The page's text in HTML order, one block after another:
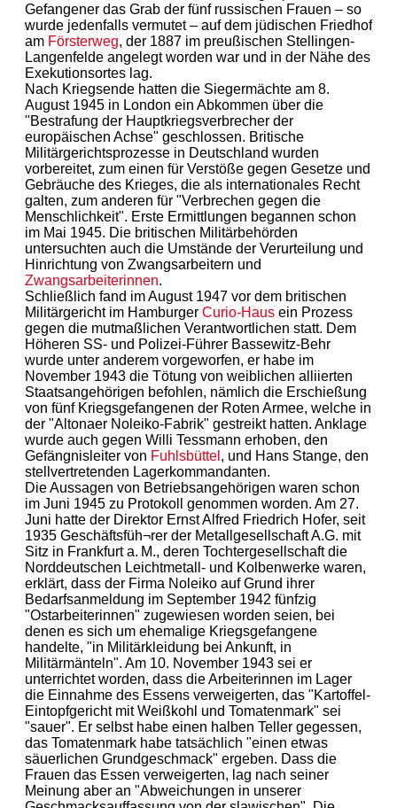
Gefangener das Grab der fünf russischen Frauen – so
wurde jedenfalls vermutet – auf dem jüdischen Friedhof
am Försterweg, der 1887 im preußischen Stellingen-
Langenfelde angelegt worden war und in der Nähe des
Exekutionsortes lag.
Nach Kriegsende hatten die Siegermächte am 8.
August 1945 in London ein Abkommen über die
"Bestrafung der Hauptkriegsverbrecher der
europäischen Achse" geschlossen. Britische
Militärgerichtsprozesse in Deutschland wurden
vorbereitet, zum einen für Verstöße gegen Gesetze und
Gebräuche des Krieges, die als internationales Recht
galten, zum anderen für "Verbrechen gegen die
Menschlichkeit". Erste Ermittlungen begannen schon
im Mai 1945. Die britischen Militärbehörden
untersuchten auch die Umstände der Verurteilung und
Hinrichtung von Zwangsarbeitern und
Zwangsarbeiterinnen.
Schließlich fand im August 1947 vor dem britischen
Militärgericht im Hamburger Curio-Haus ein Prozess
gegen die mutmaßlichen Verantwortlichen statt. Dem
Höheren SS- und Polizei-Führer Bassewitz-Behr
wurde unter anderem vorgeworfen, er habe im
November 1943 die Tötung von weiblichen alliierten
Staatsangehörigen befohlen, nämlich die Erschießung
von fünf Kriegsgefangenen der Roten Armee, welche in
der "Altonaer Noleiko-Fabrik" gestreikt hatten. Anklage
wurde auch gegen Willi Tessmann erhoben, den
Gefängnisleiter von Fuhlsbüttel , und Hans Stange, den
stellvertretenden Lagerkommandanten.
Die Aussagen von Betriebsangehörigen waren schon
im Juni 1945 zu Protokoll genommen worden. Am 27.
Juni hatte der Direktor Ernst Alfred Friedrich Hofer, seit
1935 Geschäftsfüh¬rer der Metallgesellschaft A.G. mit
Sitz in Frankfurt a. M., deren Tochtergesellschaft die
Norddeutschen Leichtmetall- und Kolbenwerke waren,
erklärt, dass der Firma Noleiko auf Grund ihrer
Bedarfsanmeldung im September 1942 fünfzig
"Ostarbeiterinnen" zugewiesen worden seien, bei
denen es sich um ehemalige Kriegsgefangene
handelte, "in Militärkleidung bei Ankunft, in
Militärmänteln". Am 10. November 1943 sei er
unterrichtet worden, dass die Arbeiterinnen im Lager
die Einnahme des Essens verweigerten, das "Kartoffel-
Eintopfgericht mit Weißkohl und Tomatenmark" sei
"sauer". Er selbst habe einen halben Teller gegessen,
das Tomatenmark habe tatsächlich "einen etwas
säuerlichen Grundgeschmack" ergeben. Dass die
Frauen das Essen verweigerten, lag nach seiner
Meinung aber an "Abweichungen in unserer